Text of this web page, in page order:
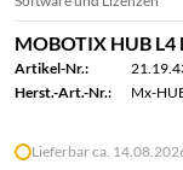
MOBOTIX HUB L4
Artikel-Nr.:
Herst.-Art.-Nr.:
Mx-
Lieferbar ca.